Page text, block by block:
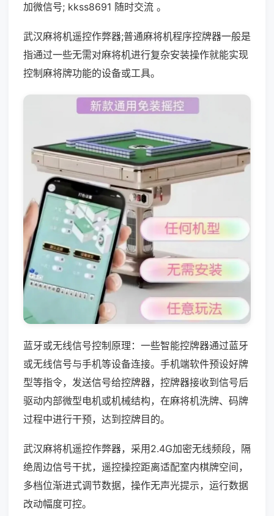
加微信号; kkss8691 随时交流 。
武汉麻将机遥控作弊器;普通麻将机程序控牌器一般是
指通过一些无需对麻将机进行复杂安装操作就能实现
控制麻将牌功能的设备或工具。
蓝牙或无线信号控制原理：一些智能控牌器通过蓝牙
或无线信号与手机等设备连接。手机端软件预设好牌
型等指令，发送信号给控牌器，控牌器接收到信号后
驱动内部微型电机或机械结构，在麻将机洗牌、码牌
过程中进行干预，达到控牌目的。
武汉麻将机遥控作弊器，采用2.4G加密无线频段，隔
绝周边信号干扰，遥控操控距离适配室内棋牌空间，
多档位渐进式调节数据，操作无声光提示，运行数据
改动幅度可控。